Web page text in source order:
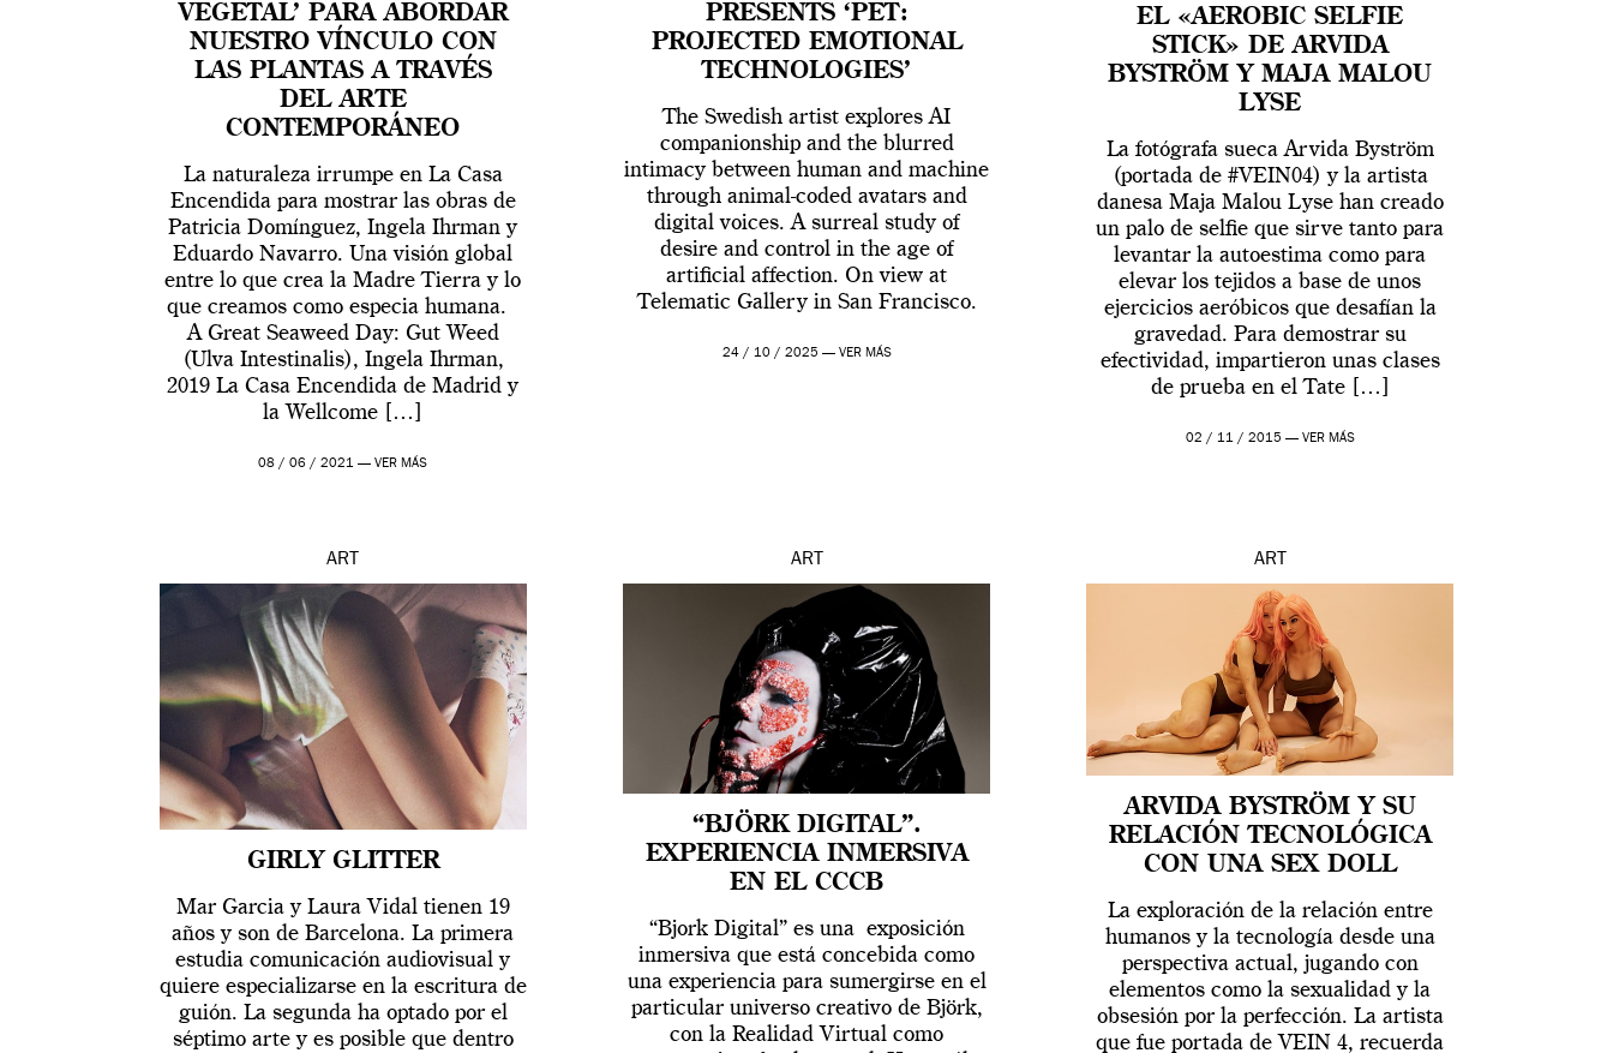
VEGETAL’ PARA ABORDAR
NUESTRO VÍNCULO CON
LAS PLANTAS A TRAVÉS
DEL ARTE
CONTEMPORÁNEO
La naturaleza irrumpe en La Casa
Encendida para mostrar las obras de
Patricia Domínguez, Ingela Ihrman y
Eduardo Navarro. Una visión global
entre lo que crea la Madre Tierra y lo
que creamos como especia humana.
A Great Seaweed Day: Gut Weed
(Ulva Intestinalis), Ingela Ihrman,
2019 La Casa Encendida de Madrid y
la Wellcome […]
08 / 06 / 2021 —VER MÁS
PRESENTS ‘PET:
PROJECTED EMOTIONAL
TECHNOLOGIES’
The Swedish artist explores AI
companionship and the blurred
intimacy between human and machine
through animal-coded avatars and
digital voices. A surreal study of
desire and control in the age of
artificial affection. On view at
Telematic Gallery in San Francisco.
24 / 10 / 2025 — VER MÁS
EL «AEROBIC SELFIE
STICK» DE ARVIDA
BYSTRÖM Y MAJA MALOU
LYSE
La fotógrafa sueca Arvida Byström
(portada de #VEIN04) y la artista
danesa Maja Malou Lyse han creado
un palo de selfie que sirve tanto para
levantar la autoestima como para
elevar los tejidos a base de unos
ejercicios aeróbicos que desafían la
gravedad. Para demostrar su
efectividad, impartieron unas clases
de prueba en el Tate […]
02 / 11 / 2015 — VER MÁS
ART
GIRLY GLITTER
Mar Garcia y Laura Vidal tienen 19
años y son de Barcelona. La primera
estudia comunicación audiovisual y
quiere especializarse en la escritura de
guión. La segunda ha optado por el
séptimo arte y es posible que dentro
ART
“BJÖRK DIGITAL”.
EXPERIENCIA INMERSIVA
EN EL CCCB
“Bjork Digital” es una exposición
inmersiva que está concebida como
una experiencia para sumergirse en el
particular universo creativo de Björk,
con la Realidad Virtual como
ART
ARVIDA BYSTRÖM Y SU
RELACIÓN TECNOLÓGICA
CON UNA SEX DOLL
La exploración de la relación entre
humanos y la tecnología desde una
perspectiva actual, jugando con
elementos como la sexualidad y la
obsesión por la perfección. La artista
que fue portada de VEIN 4, recuerda